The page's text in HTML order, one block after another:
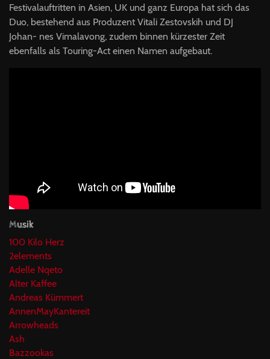
Festivalauftritten in Asien, UK und ganz Europa hat sich das
Duo, bestehend aus Produzent Vitali Zestovskih und DJ
Johan- nes Vimalavong, zudem binnen kürzester Zeit
ebenfalls als Touring-Act einen Namen aufgebaut.
Musik
100 Kilo Herz
2elements
Adelle Nqeto
Alter Kaffee
Andreas Kümmert
AnnenMayKantereit
Arrowheads
Ash
Bazzookas